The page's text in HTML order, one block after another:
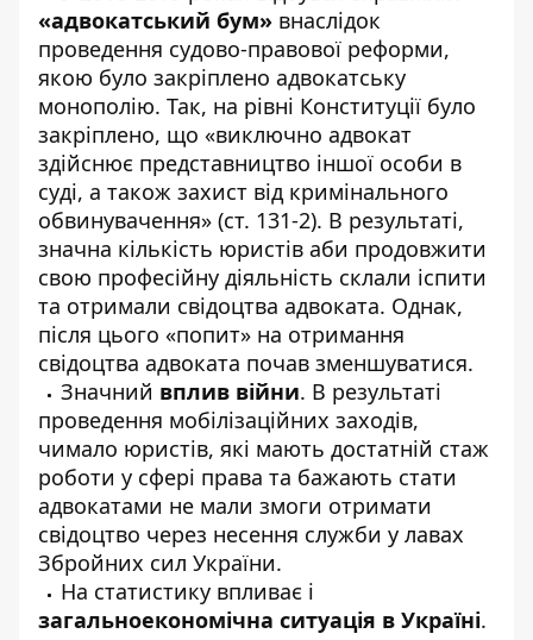
«адвокатський бум» внаслідок
проведення судово-правової реформи,
якою було закріплено адвокатську
монополію. Так, на рівні Конституції було
закріплено, що «виключно адвокат
здійснює представництво іншої особи в
суді, а також захист від кримінального
обвинувачення» (ст. 131-2). В результаті,
значна кількість юристів аби продовжити
свою професійну діяльність склали іспити
та отримали свідоцтва адвоката. Однак,
після цього «попит» на отримання
свідоцтва адвоката почав зменшуватися.
Значний вплив війни. В результаті
проведення мобілізаційних заходів,
чимало юристів, які мають достатній стаж
роботи у сфері права та бажають стати
адвокатами не мали змоги отримати
свідоцтво через несення служби у лавах
Збройних сил України.
На статистику впливає і
загальноекономічна ситуація в Україні.